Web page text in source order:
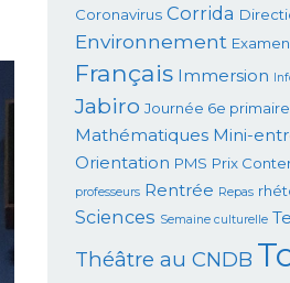
Coronavirus Corrida
Environnement
Français Immersion
Jabiro Journée 6e primaire
Mathématiques Mini-
Orientation PMS Prix
professeurs Rentrée Repas
Sciences Semaine culturelle
Théâtre au CNDB